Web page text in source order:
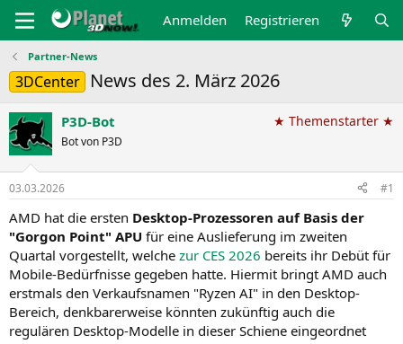
Anmelden Registrieren
Partner-News
3DCenter News des 2. März 2026
P3D-Bot
Bot von P3D
★ Themenstarter ★
03.03.2026 #1
AMD hat die ersten Desktop-Prozessoren auf Basis der
"Gorgon Point" APU für eine Auslieferung im zweiten
Quartal vorgestellt, welche zur CES 2026 bereits ihr Debüt für
Mobile-Bedürfnisse gegeben hatte. Hiermit bringt AMD auch
erstmals den Verkaufsnamen "Ryzen AI" in den Desktop-
Bereich, denkbarerweise könnten zukünftig auch die
regulären Desktop-Modelle in dieser Schiene eingeordnet